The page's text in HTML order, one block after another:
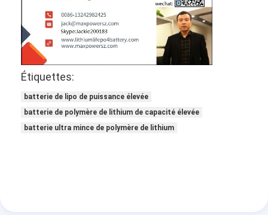
Étiquettes:
batterie de lipo de puissance élevée
batterie de polymère de lithium de capacité élevée
batterie ultra mince de polymère de lithium